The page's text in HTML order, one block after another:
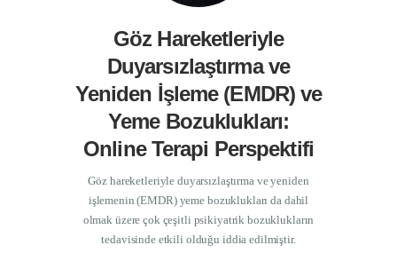
Göz Hareketleriyle
Duyarsızlaştırma ve
Yeniden İşleme (EMDR) ve
Yeme Bozuklukları:
Online Terapi Perspektifi
Göz hareketleriyle duyarsızlaştırma ve yeniden
işlemenin (EMDR) yeme bozuklukları da dahil
olmak üzere çok çeşitli psikiyatrik bozuklukların
tedavisinde etkili olduğu iddia edilmiştir.